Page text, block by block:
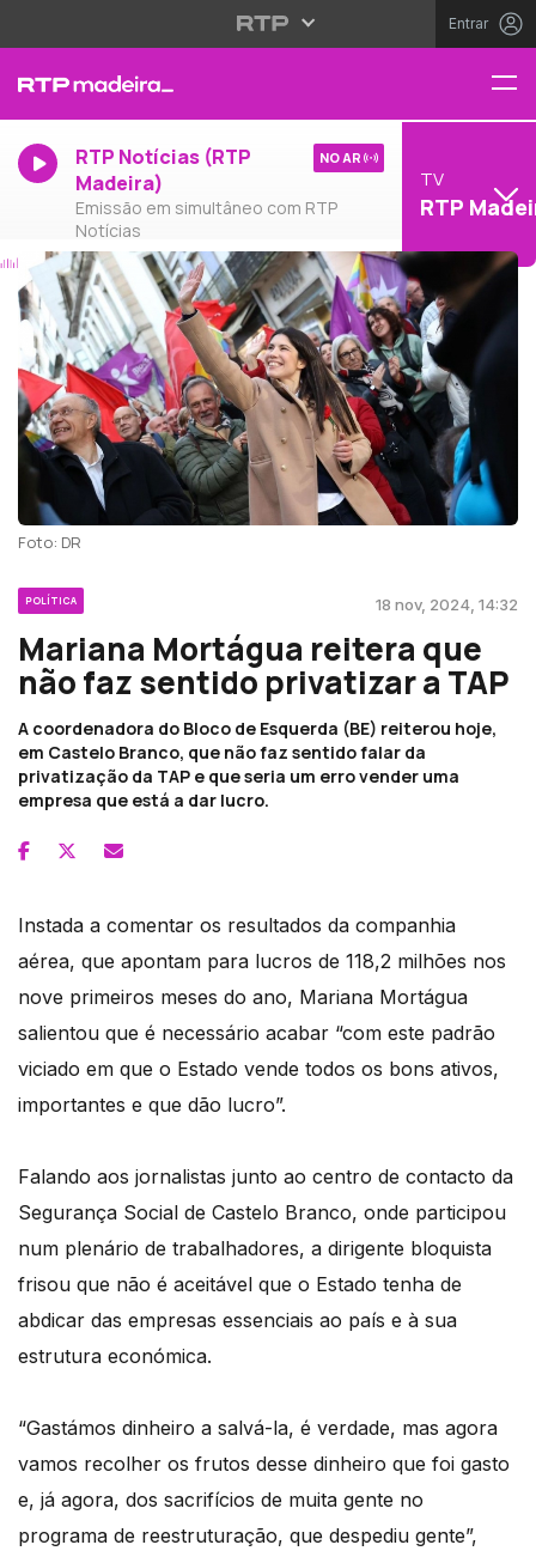
Entrar
RTP Notícias (RTP
Madeira)
Emissão em simultâneo com RTP
Notícias
NO AR
TV
RTP
Foto: DR
POLÍTICA 18 nov, 2024, 14:32
Mariana Mortágua reitera que
não faz sentido privatizar a TAP
A coordenadora do Bloco de Esquerda (BE) reiterou hoje,
em Castelo Branco, que não faz sentido falar da
privatização da TAP e que seria um erro vender uma
empresa que está a dar lucro.
Instada a comentar os resultados da companhia
aérea, que apontam para lucros de 118,2 milhões nos
nove primeiros meses do ano, Mariana Mortágua
salientou que é necessário acabar “com este padrão
viciado em que o Estado vende todos os bons ativos,
importantes e que dão lucro”.
Falando aos jornalistas junto ao centro de contacto da
Segurança Social de Castelo Branco, onde participou
num plenário de trabalhadores, a dirigente bloquista
frisou que não é aceitável que o Estado tenha de
abdicar das empresas essenciais ao país e à sua
estrutura económica.
“Gastámos dinheiro a salvá-la, é verdade, mas agora
vamos recolher os frutos desse dinheiro que foi gasto
e, já agora, dos sacrifícios de muita gente no
programa de reestruturação, que despediu gente”,